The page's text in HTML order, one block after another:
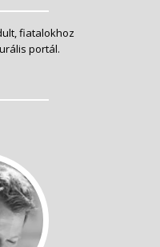
fiatalokhoz
portál.